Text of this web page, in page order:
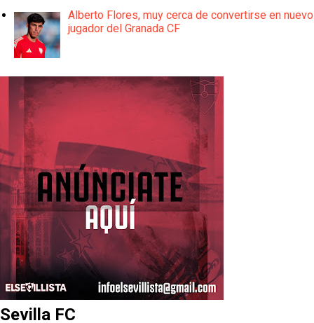
Alberto Flores, muy cerca de convertirse en nuevo
jugador del Granada CF
Sevilla FC